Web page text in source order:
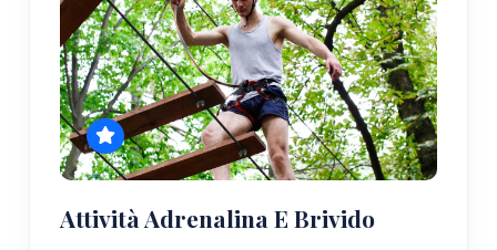
Attività Adrenalina E Brivido